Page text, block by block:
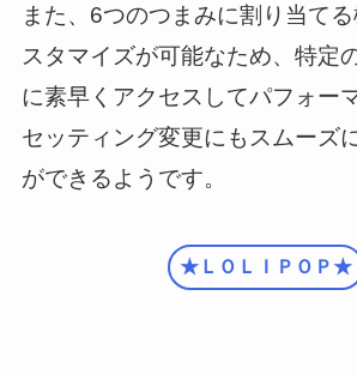
また、6つのつまみに割り当て
スタマイズが可能なため、特定
に素早くアクセスしてパフォー
セッティング変更にもスムーズ
ができるようです。
★ＬＯＬＩＰＯＰ★